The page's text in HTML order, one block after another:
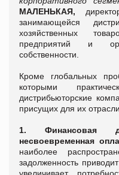
МАЛЕНЬКАЯ,
занимающейся
хозяйственных
предприятий и
собственности.
Кроме глобальных
которыми
дистрибьюторские
присущих для их
1. Финансовая
несвоевременная
наиболее
задолженность
увеличивает